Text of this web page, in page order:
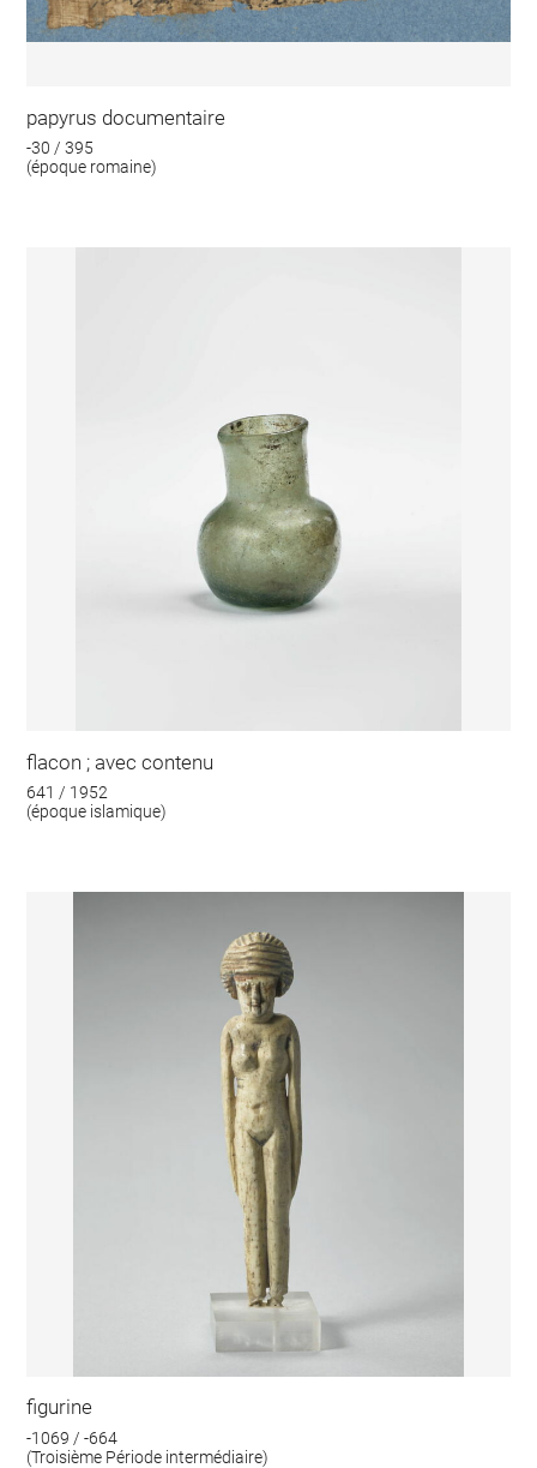
papyrus documentaire
-30 / 395
(époque romaine)
flacon ; avec contenu
641 / 1952
(époque islamique)
figurine
-1069 / -664
(Troisième Période intermédiaire)